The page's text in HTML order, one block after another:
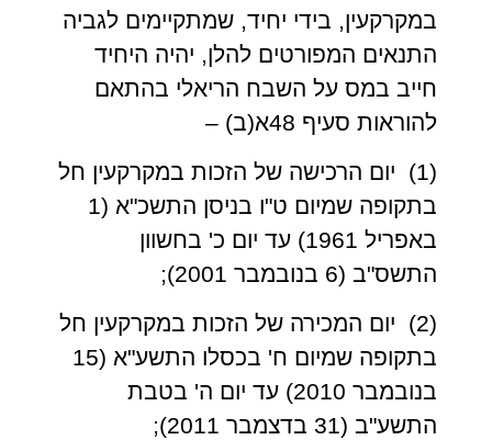
במקרקעין, בידי יחיד, שמתקיימים לגביה
התנאים המפורטים להלן, יהיה היחיד
חייב במס על השבח הריאלי בהתאם
להוראות סעיף 48א(ב) –
(1) יום הרכישה של הזכות במקרקעין חל
בתקופה שמיום ט"ו בניסן התשכ"א (1
באפריל 1961) עד יום כ' בחשוון
התשס"ב (6 בנובמבר 2001);
(2) יום המכירה של הזכות במקרקעין חל
בתקופה שמיום ח' בכסלו התשע"א (15
בנובמבר 2010) עד יום ה' בטבת
התשע"ב (31 בדצמבר 2011);